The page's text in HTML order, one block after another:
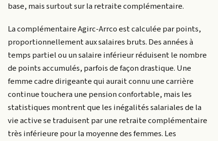
base, mais surtout sur la retraite complémentaire.
La complémentaire Agirc-Arrco est calculée par points,
proportionnellement aux salaires bruts. Des années à
temps partiel ou un salaire inférieur réduisent le nombre
de points accumulés, parfois de façon drastique. Une
femme cadre dirigeante qui aurait connu une carrière
continue touchera une pension confortable, mais les
statistiques montrent que les inégalités salariales de la
vie active se traduisent par une retraite complémentaire
très inférieure pour la moyenne des femmes. Les